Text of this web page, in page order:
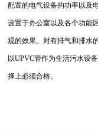
配置的电气设备的功率以及
设置于办公室以及各个功能
观的效果。对有排气和排水
以UPVC管作为生活污水设
择上必须合格。